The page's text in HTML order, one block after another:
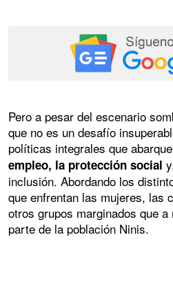
Pero a pesar del escenario
que no es un desafío
políticas integrales que
empleo, la protección social
inclusión. Abordando los
que enfrentan las mujeres, las
otros grupos marginados que
parte de la población Ninis.